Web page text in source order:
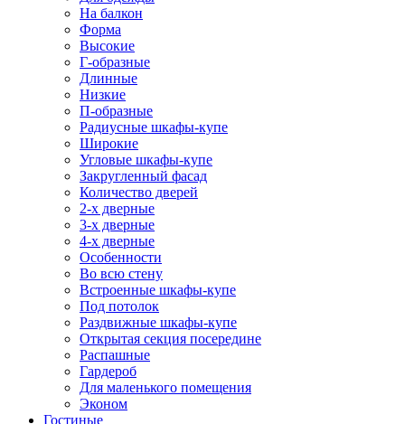
На балкон
Форма
Высокие
Г-образные
Длинные
Низкие
П-образные
Радиусные шкафы-купе
Широкие
Угловые шкафы-купе
Закругленный фасад
Количество дверей
2-х дверные
3-х дверные
4-х дверные
Особенности
Во всю стену
Встроенные шкафы-купе
Под потолок
Раздвижные шкафы-купе
Открытая секция посередине
Распашные
Гардероб
Для маленького помещения
Эконом
Гостиные